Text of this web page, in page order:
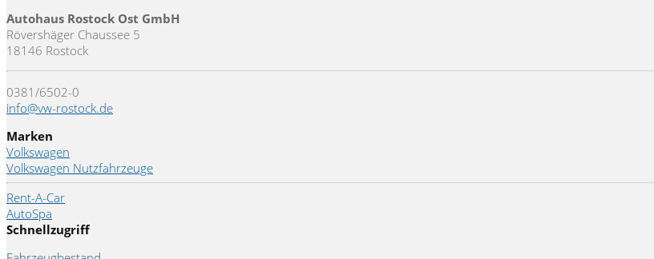
Autohaus Rostock Ost GmbH
Rövershäger Chaussee 5
18146 Rostock
0381/6502-0
info@vw-rostock.de
Marken
Volkswagen
Volkswagen Nutzfahrzeuge
Rent-A-Car
AutoSpa
Schnellzugriff